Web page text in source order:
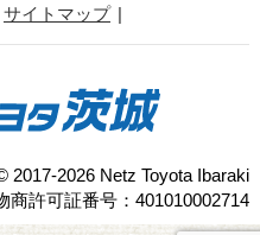
サイトマップ
2017-2026 Netz Toyota Ibaraki
商許可証番号：401010002714